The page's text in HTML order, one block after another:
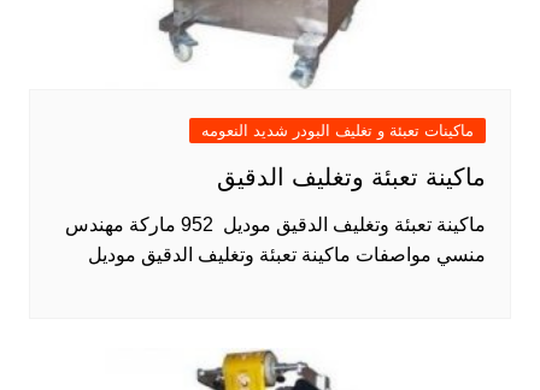
ماكينات تعبئة و تغليف البودر شديد النعومه
ماكينة تعبئة وتغليف الدقيق
ماكينة تعبئة وتغليف الدقيق موديل 952 ماركة مهندس
منسي مواصفات ماكينة تعبئة وتغليف الدقيق موديل